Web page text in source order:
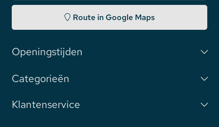
Route in Google Maps
Openingstijden
Categorieën
Klantenservice